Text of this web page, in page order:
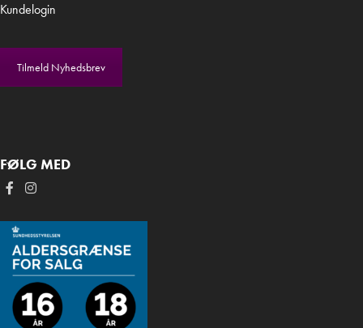
Kundelogin
Tilmeld Nyhedsbrev
FØLG MED